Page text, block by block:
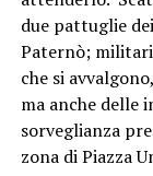
due pattuglie
Paternò; militari
che si
ma anche delle
sorveglianza
zona di Piazza